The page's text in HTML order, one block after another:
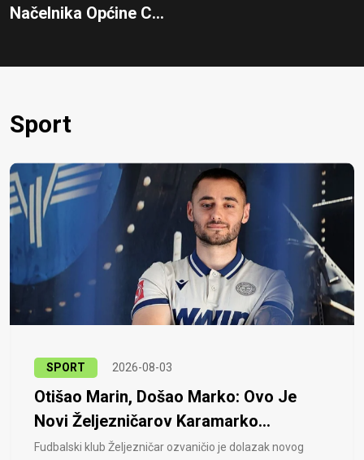
Načelnika Općine C...
Sport
SPORT 2026-08-03
Otišao Marin, Došao Marko: Ovo Je
Novi Željezničarov Karamarko...
Fudbalski klub Željezničar ozvaničio je dolazak novog